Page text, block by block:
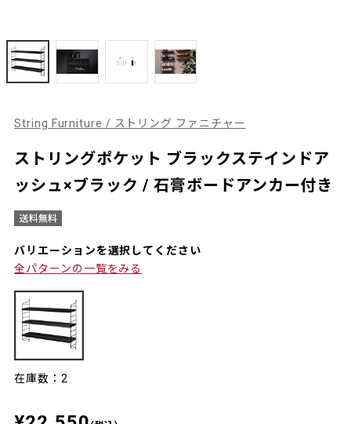
String Furniture / ストリング ファニチャー
ストリングポケット ブラックステインドア
ッシュ×ブラック / 石膏ボードアンカー付き
バリエーションを選択してください
全パターンの一覧をみる
在庫数：2